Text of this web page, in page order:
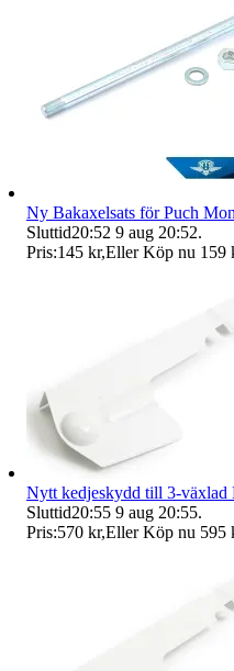
Ny Bakaxelsats för Puch
Sluttid20:52 9 aug 20:52.
Pris:145 kr,Eller Köp nu 159
Nytt kedjeskydd till 3-växlad
Sluttid20:55 9 aug 20:55.
Pris:570 kr,Eller Köp nu 595